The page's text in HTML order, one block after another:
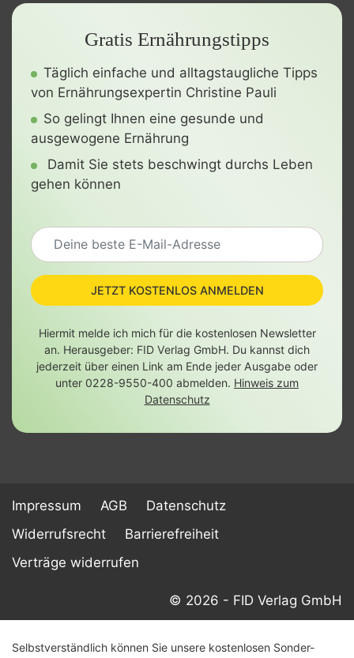
Gratis Ernährungstipps
Täglich einfache und alltagstaugliche Tipps
von Ernährungsexpertin Christine Pauli
So gelingt Ihnen eine gesunde und
ausgewogene Ernährung
Damit Sie stets beschwingt durchs Leben
gehen können
JETZT KOSTENLOS ANMELDEN
Hiermit melde ich mich für die kostenlosen Newsletter
an. Herausgeber: FID Verlag GmbH. Du kannst dich
jederzeit über einen Link am Ende jeder Ausgabe oder
unter 0228-9550-400 abmelden. Hinweis zum
Datenschutz
Impressum AGB
Datenschutz
Widerrufsrecht
Barrierefreiheit
Verträge widerrufen
© 2026 - FID Verlag GmbH
Selbstverständlich können Sie unsere kostenlosen Sonder-